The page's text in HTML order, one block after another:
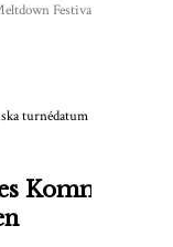
Festival och ...
Kommer